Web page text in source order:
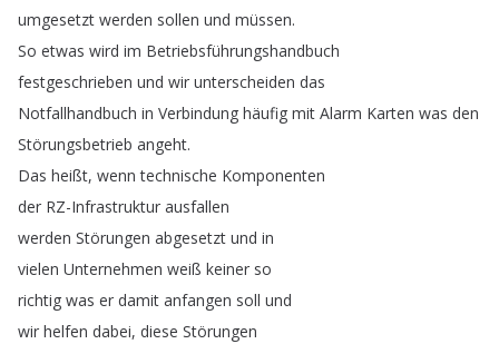
umgesetzt werden sollen und müssen.
So etwas wird im Betriebsführungshandbuch
festgeschrieben und wir unterscheiden das
Notfallhandbuch in Verbindung häufig mit Alarm Karten was den
Störungsbetrieb angeht.
Das heißt, wenn technische Komponenten
der RZ-Infrastruktur ausfallen
werden Störungen abgesetzt und in
vielen Unternehmen weiß keiner so
richtig was er damit anfangen soll und
wir helfen dabei, diese Störungen